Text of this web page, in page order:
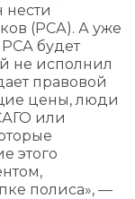
нести
(РСА). А уже
будет
не исполнил
правовой
цены, люди
или
этого
полиса», —